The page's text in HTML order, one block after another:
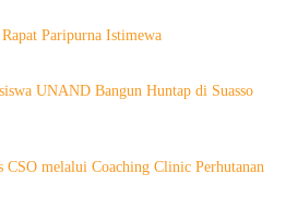
Paripurna Istimewa
UNAND Bangun Huntap di Suasso
melalui Coaching Clinic Perhutanan